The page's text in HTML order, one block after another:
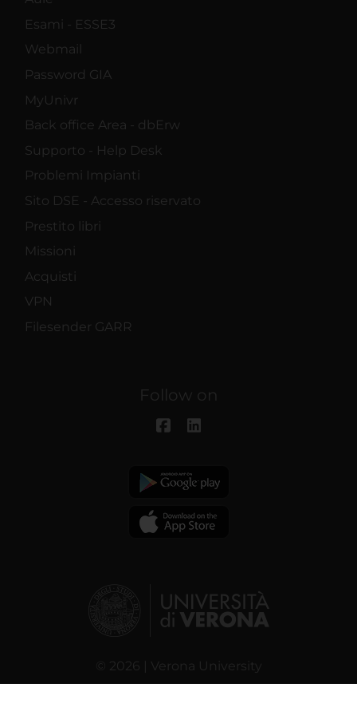
Esami - ESSE3
Webmail
Password GIA
MyUnivr
Back office Area - dbErw
Supporto - Help Desk
Problemi Impianti
Sito DSE - Accesso riservato
Prestito libri
Missioni
Acquisti
VPN
Filesender GARR
Follow on
© 2026 | Verona University